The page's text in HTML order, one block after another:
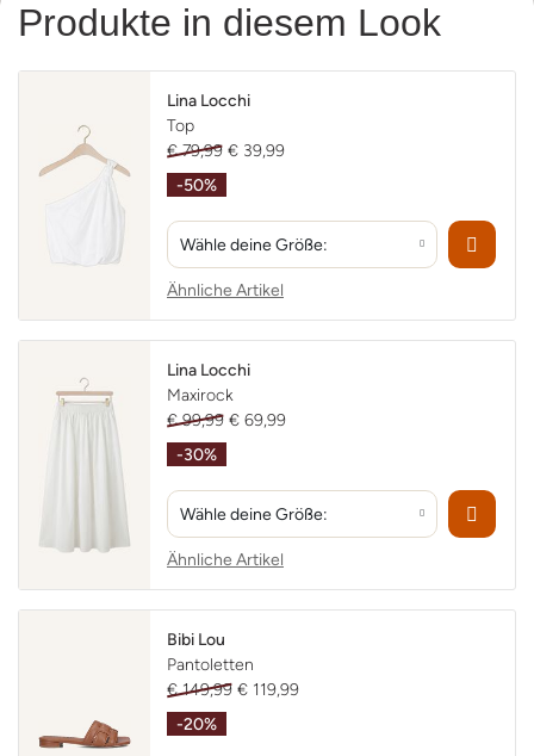
Produkte in diesem Look
Lina Locchi
Top
€ 79,99 € 39,99
-50%
Wähle deine Größe:
Ähnliche Artikel
Lina Locchi
Maxirock
€ 99,99 € 69,99
-30%
Wähle deine Größe:
Ähnliche Artikel
Bibi Lou
Pantoletten
€ 149,99 € 119,99
-20%